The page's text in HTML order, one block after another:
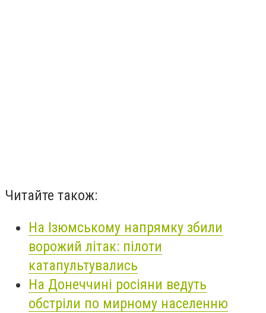
Читайте також:
На Ізюмському напрямку збили
ворожий літак: пілоти
катапультувались
На Донеччині росіяни ведуть
обстріли по мирному населенню